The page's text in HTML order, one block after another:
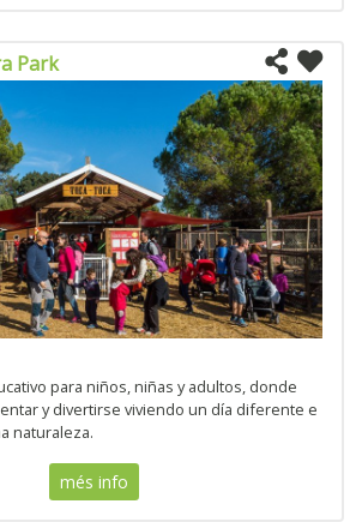
Park
para niños, niñas y adultos, donde
y divertirse viviendo un día diferente e
naturaleza.
més info